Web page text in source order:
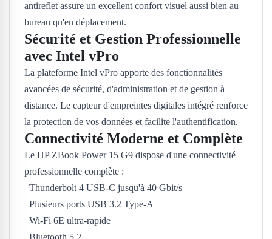
antireflet assure un excellent confort visuel aussi bien au
bureau qu'en déplacement.
Sécurité et Gestion Professionnelle
avec Intel vPro
La plateforme Intel vPro apporte des fonctionnalités
avancées de sécurité, d'administration et de gestion à
distance. Le capteur d'empreintes digitales intégré renforce
la protection de vos données et facilite l'authentification.
Connectivité Moderne et Complète
Le HP ZBook Power 15 G9 dispose d'une connectivité
professionnelle complète :
Thunderbolt 4 USB-C jusqu'à 40 Gbit/s
Plusieurs ports USB 3.2 Type-A
Wi-Fi 6E ultra-rapide